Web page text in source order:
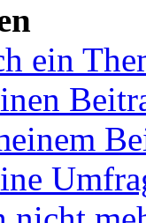
ein